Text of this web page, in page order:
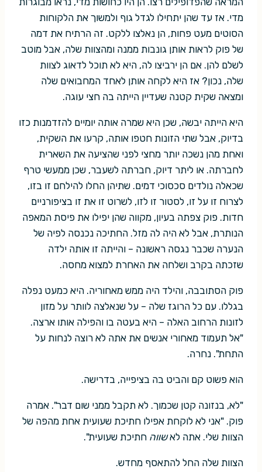
מדי. אז עד שהן יתחילו לגדל גוף ולמשוך את הלקוחות
הסוטים מעט פחות, הן נאלצו ללקט. זה הרתיח את דמה
של פוק לראות אותן גונבות ממנה ומהצוות שלה, אבל מוטב
לשלם להן. אם הן ירביצו לה, היא לא תוכל לדאוג לצוות
שלה, נכון? אז היא לקחה אותן לאחד המחבואים שלה
ומצאה שקית קטנה שעדיין הייתה בה חצי עוגה.
היא הייתה יבשה, שכן היא שמרה אותה יומיים להזדמנות כזו
בדיוק, אבל שתי הזונות חטפו אותה, קרעו את השקית,
ואחת מהן נשכה יותר מחצי לפני שהציעה את השארית
לחברתה. או ליתר דיוק, חברתה לשעבר, שכן ממעשי טרף
שכאלה נולדים סכסוכי דמים. שתיהן החלו להילחם זו בזו,
לצרוח זו על זו, לסטור זו לזו, לשרוט זו את זו בציפורניים
חדות. פוק צפתה בעיון, מקווה שהן יפילו את פיסת המאפה
הנותרת, אבל לא היה לה מזל. החתיכה נכנסה לפיה של
הנערה שכבר נגסה ראשונה – והייתה זו אותה ילדה
שזכתה בקרב ושלחה את האחרת למצוא מחסה.
פוק הסתובבה, והילד היה ממש מאחוריה. היא כמעט נפלה
בגללו. עם כל הרוגז שלה – על שנאלצה לוותר על מזון
לזונות הרחוב האלה – היא בעטה בו והפילה אותו ארצה.
"אל תעמוד מאחורי אנשים את אתה לא רוצה לנחות על
התחת". נחרה.
הוא פשוט קם והביט בה בציפייה, בדרישה.
"לא, בנזונה קטן שכמוך. לא תקבל ממני שום דבר". אמרה
פוק. "אני לא לוקחת אפילו חתיכת שעועית אחת מהפה של
הצוות שלי. אתה לאשווה חתיכת שעועית".
הצוות שלה החל להתאסף מחדש.